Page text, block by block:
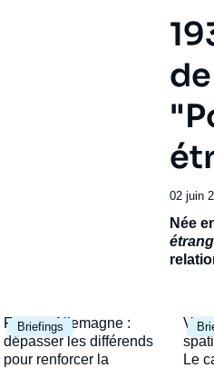
Date
02 juin
Née
Briefings
Image
principale
France-Allemagne :
dépasser les différends
pour renforcer la
Le